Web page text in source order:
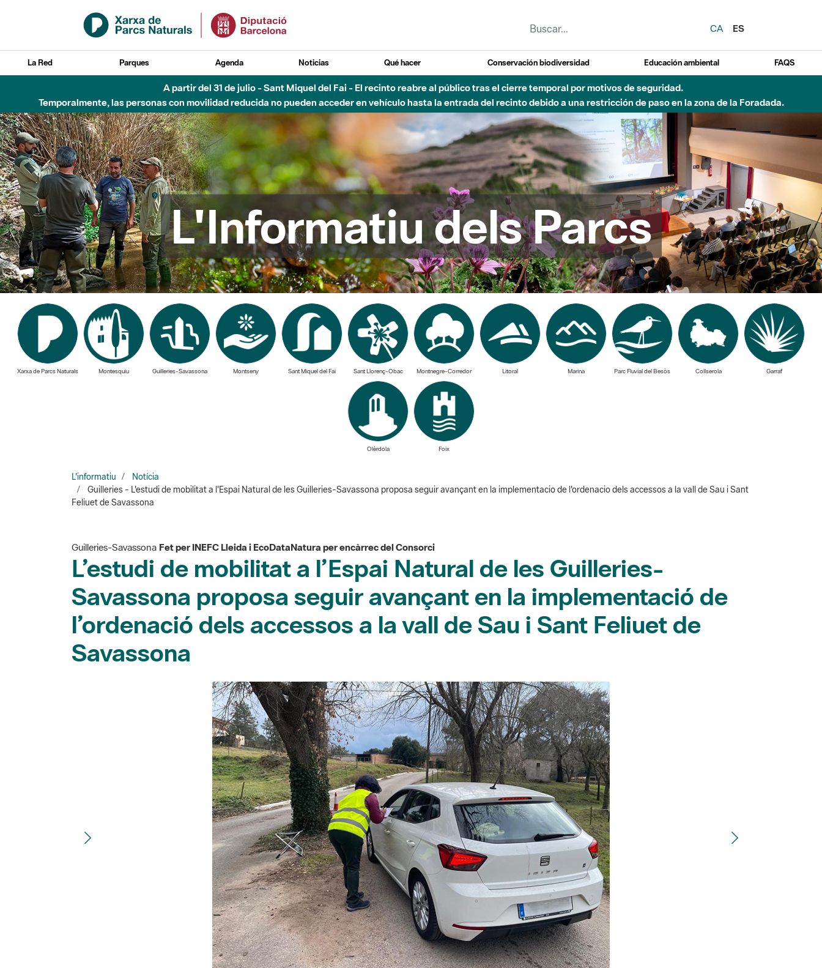
Saltar al contenido principal
CA
ES
La Red Parques Agenda Noticias Qué hacer Conservación biodiversidad Educación ambiental FAQS
5 de agosto - Sant Llorenç-Obac - Nivel 3 del Plan Alfa (peligro muy alto de incendio)
L'Informatiu dels Parcs
Xarxa de Parcs Naturals Montesquiu Guilleries-Savassona Sant Miquel del Fai Sant Llorenç-Obac Montnegre-Corredor Parc Fluvial del Besòs
Olèrdola Foix
Guilleries - L'estudi de mobilitat a l'Espai Natural de les Guilleries-Savassona proposa seguir avançant en la implementacio de l'ordenacio dels accessos a la vall de Sau i Sant
Feliuet de Savassona
L’estudi de mobilitat a l’Espai Natural de les Guilleries-
Savassona proposa seguir avançant en la implementació de
l’ordenació dels accessos a la vall de Sau i Sant Feliuet de
Savassona
Enquesta a un visitant en vehicle. Autor: EcoData Natura